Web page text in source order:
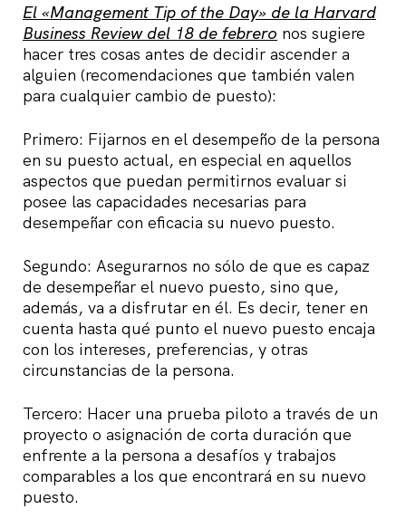
El «Management Tip of the Day» de la Harvard
Business Review del 18 de febrero nos sugiere
hacer tres cosas antes de decidir ascender a
alguien (recomendaciones que también valen
para cualquier cambio de puesto):
Primero: Fijarnos en el desempeño de la persona
en su puesto actual, en especial en aquellos
aspectos que puedan permitirnos evaluar si
posee las capacidades necesarias para
desempeñar con eficacia su nuevo puesto.
Segundo: Asegurarnos no sólo de que es capaz
de desempeñar el nuevo puesto, sino que,
además, va a disfrutar en él. Es decir, tener en
cuenta hasta qué punto el nuevo puesto encaja
con los intereses, preferencias, y otras
circunstancias de la persona.
Tercero: Hacer una prueba piloto a través de un
proyecto o asignación de corta duración que
enfrente a la persona a desafíos y trabajos
comparables a los que encontrará en su nuevo
puesto.